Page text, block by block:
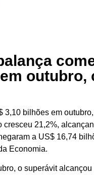
outubro,
bilhões em
21,2%,
a US$ 16,74
Economia.
o superávit